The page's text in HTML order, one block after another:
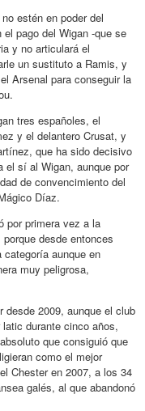
estén en poder del
pago del Wigan -que se
y no articulará el
un sustituto a Ramis, y
Arsenal para conseguir la
tres españoles, el
y el delantero Crusat, y
que ha sido decisivo
el sí al Wigan, aunque por
de convencimiento del
Díaz.
por primera vez a la
desde entonces
aunque en
muy peligrosa,
desde 2009, aunque el club
durante cinco años,
que consiguió que
como el mejor
Chester en 2007, a los 34
galés, al que abandonó